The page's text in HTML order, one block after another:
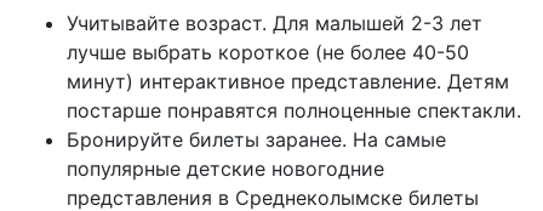
Учитывайте возраст. Для малышей 2-3 лет
лучше выбрать короткое (не более 40-50
минут) интерактивное представление. Детям
постарше понравятся полноценные спектакли.
Бронируйте билеты заранее. На самые
популярные детские новогодние
представления в Среднеколымске билеты